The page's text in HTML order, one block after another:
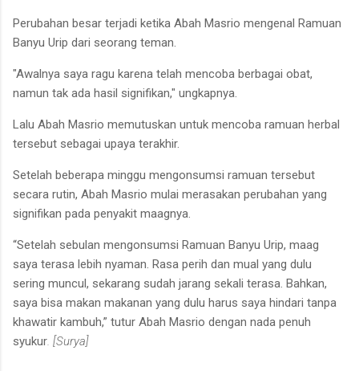
Perubahan besar terjadi ketika Abah Masrio mengenal Ramuan
Banyu Urip dari seorang teman.
"Awalnya saya ragu karena telah mencoba berbagai obat,
namun tak ada hasil signifikan," ungkapnya.
Lalu Abah Masrio memutuskan untuk mencoba ramuan herbal
tersebut sebagai upaya terakhir.
Setelah beberapa minggu mengonsumsi ramuan tersebut
secara rutin, Abah Masrio mulai merasakan perubahan yang
signifikan pada penyakit maagnya.
“Setelah sebulan mengonsumsi Ramuan Banyu Urip, maag
saya terasa lebih nyaman. Rasa perih dan mual yang dulu
sering muncul, sekarang sudah jarang sekali terasa. Bahkan,
saya bisa makan makanan yang dulu harus saya hindari tanpa
khawatir kambuh,” tutur Abah Masrio dengan nada penuh
syukur . [Surya]